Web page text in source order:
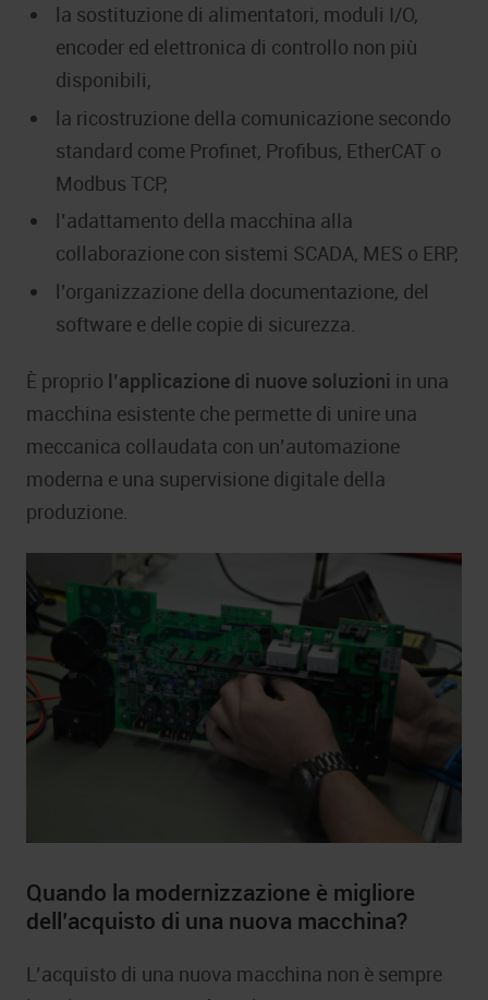
la sostituzione di alimentatori, moduli I/O,
encoder ed elettronica di controllo non più
disponibili,
la ricostruzione della comunicazione secondo
standard come Profinet, Profibus, EtherCAT o
Modbus TCP,
l’adattamento della macchina alla
collaborazione con sistemi SCADA, MES o ERP,
l’organizzazione della documentazione, del
software e delle copie di sicurezza.
È proprio l’applicazione di nuove soluzioni in una
macchina esistente che permette di unire una
meccanica collaudata con un’automazione
moderna e una supervisione digitale della
produzione.
Quando la modernizzazione è migliore
dell’acquisto di una nuova macchina?
L’acquisto di una nuova macchina non è sempre